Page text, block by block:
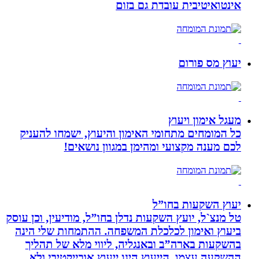
אינטואיטיבית עובדת גם בזום
יעוץ מס פורום
מעגל אימון ויעוץ
כל המומחים מתחומי האימון והיעוץ, ישמחו להעניק
לכם מענה מקצועי ומהימן במגוון נושאים!
יעוץ השקעות בחו”ל
טל מנצ`ל, יועץ השקעות נדלן בחו”ל, מודיעין, וכן עוסק
ביעוץ ואימון לכלכלת המשפחה. ההתמחות שלי הינה
בהשקעות בארה”ב ובאנגליה, ליווי מלא של תהליך